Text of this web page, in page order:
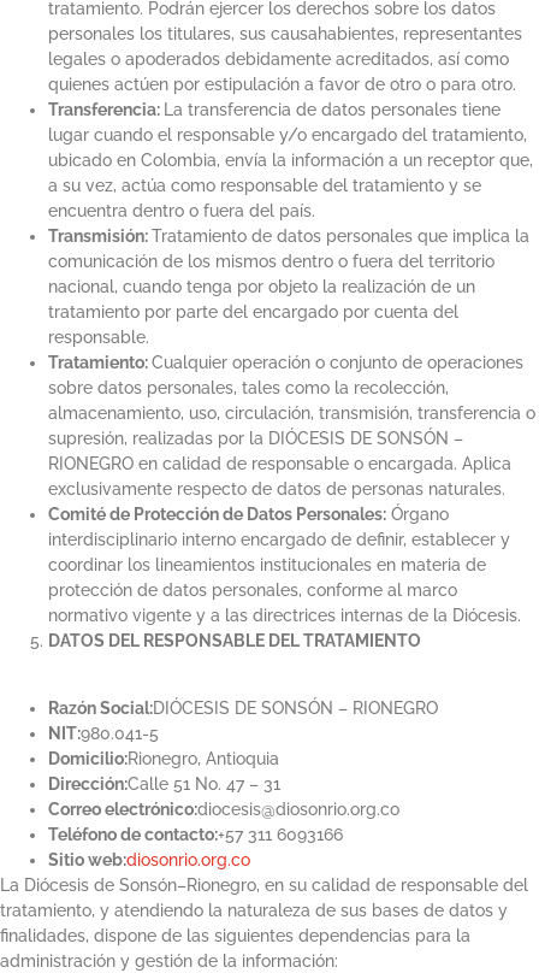
tratamiento. Podrán ejercer los derechos sobre los datos
personales los titulares, sus causahabientes, representantes
legales o apoderados debidamente acreditados, así como
quienes actúen por estipulación a favor de otro o para otro.
Transferencia:
La transferencia de datos personales tiene
lugar cuando el responsable y/o encargado del tratamiento,
ubicado en Colombia, envía la información a un receptor que,
a su vez, actúa como responsable del tratamiento y se
encuentra dentro o fuera del país.
Transmisión:Tratamiento de datos personales que implica la
comunicación de los mismos dentro o fuera del territorio
nacional, cuando tenga por objeto la realización de un
tratamiento por parte del encargado por cuenta del
responsable.
Tratamiento:Cualquier operación o conjunto de operaciones
sobre datos personales, tales como la recolección,
almacenamiento, uso, circulación, transmisión, transferencia o
supresión, realizadas por la DIÓCESIS DE SONSÓN –
RIONEGRO en calidad de responsable o encargada. Aplica
exclusivamente respecto de datos de personas naturales.
Comité de Protección de Datos Personales: Órgano
interdisciplinario interno encargado de definir, establecer y
coordinar los lineamientos institucionales en materia de
protección de datos personales, conforme al marco
normativo vigente y a las directrices internas de la Diócesis.
DATOS DEL RESPONSABLE DEL TRATAMIENTO
Razón Social:DIÓCESIS DE SONSÓN – RIONEGRO
NIT:980.041-5
Domicilio:Rionegro, Antioquia
Dirección:Calle 51 No. 47 – 31
Correo electrónico:diocesis@diosonrio.org.co
Teléfono de contacto:+57 311 6093166
Sitio web:diosonrio.org.co
La Diócesis de Sonsón–Rionegro, en su calidad de responsable del
tratamiento, y atendiendo la naturaleza de sus bases de datos y
finalidades, dispone de las siguientes dependencias para la
administración y gestión de la información: